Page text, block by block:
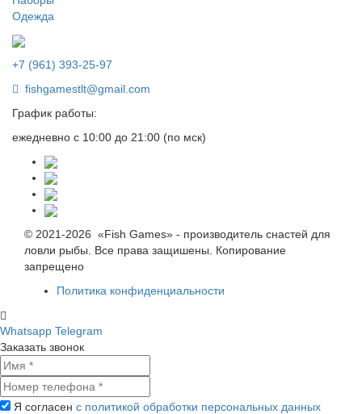
Одежда
+7 (961) 393-25-97
fishgamestlt@gmail.com
График работы:
ежедневно с 10:00 до 21:00 (по мск)
© 2021-2026 «Fish Games» - производитель снастей для
ловли рыбы. Все права защишены. Копирование
запрещено
Политика конфиденциальности
Whatsapp Telegram
Заказать звонок
Я согласен с политикой обработки персональных данных